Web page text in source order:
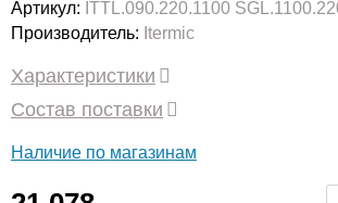
Артикул: ITTL.090.220.1100
Производитель: Itermic
Характеристики
Состав поставки
Наличие по магазинам